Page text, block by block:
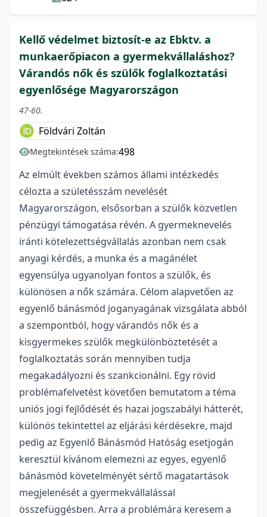
Kellő védelmet biztosít-e az Ebktv. a
munkaerőpiacon a gyermekvállaláshoz?
Várandós nők és szülők foglalkoztatási
egyenlősége Magyarországon
47-60.
Földvári Zoltán
Megtekintések száma:498
Az elmúlt években számos állami intézkedés
célozta a születésszám nevelését
Magyarországon, elsősorban a szülők közvetlen
pénzügyi támogatása révén. A gyermeknevelés
iránti kötelezettségvállalás azonban nem csak
anyagi kérdés, a munka és a magánélet
egyensúlya ugyanolyan fontos a szülők, és
különösen a nők számára. Célom alapvetően az
egyenlő bánásmód joganyagának vizsgálata abból
a szempontból, hogy várandós nők és a
kisgyermekes szülők megkülönböztetését a
foglalkoztatás során mennyiben tudja
megakadályozni és szankcionálni. Egy rövid
problémafelvetést követően bemutatom a téma
uniós jogi fejlődését és hazai jogszabályi hátterét,
különös tekintettel az eljárási kérdésekre, majd
pedig az Egyenlő Bánásmód Hatóság esetjogán
keresztül kívánom elemezni az egyes, egyenlő
bánásmód követelményét sértő magatartások
megjelenését a gyermekvállalással
összefüggésben. Arra a problémára keresem a